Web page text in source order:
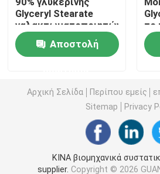
Φυσικοί
Αποσταγμένο Monoglyceride
Μονο και diglycerides
Monostearate γλυκερίνης
Γαλακτωματοποιητής
Glyceryl Stearate
γαλακτωματοποιητών
για Toffee σοκολάτας
Αποστολή
το
Αρχική Σελίδα Περίπου εμείς
Sitemap
Privacy
ΚΙΝΑ βιομηχανικά
supplier. Copyright © 2026